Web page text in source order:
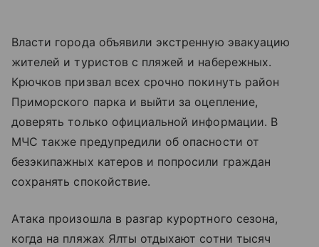
Власти города объявили экстренную эвакуацию
жителей и туристов с пляжей и набережных.
Крючков призвал всех срочно покинуть район
Приморского парка и выйти за оцепление,
доверять только официальной информации. В
МЧС также предупредили об опасности от
безэкипажных катеров и попросили граждан
сохранять спокойствие.
Атака произошла в разгар курортного сезона,
когда на пляжах Ялты отдыхают сотни тысяч